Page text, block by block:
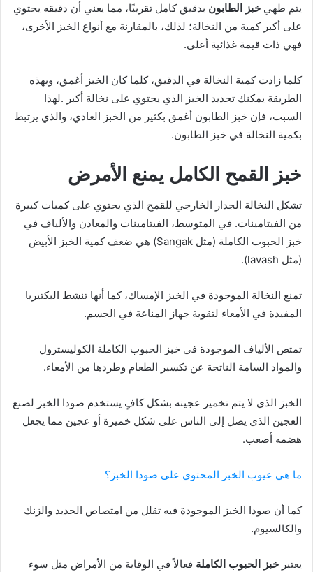
يتم طهي خبز الطابون بدقيق كامل تقريبًا، مما يعني أن دقيقه يحتوي
على أكبر كمية من النخالة؛ لذلك، بالمقارنة مع أنواع الخبز الأخرى،
فهي ذات قيمة غذائية أعلى.
كلما زادت كمية النخالة في الدقيق، كلما كان الخبز أغمق، وبهذه
الطريقة يمكنك تحديد الخبز الذي يحتوي على نخالة أكبر .لهذا
السبب، فإن خبز الطابون أغمق بكثير من الخبز العادي، والذي يرتبط
بكمية النخالة في خبز الطابون.
خبز القمح الكامل يمنع الأمرض
تشكل النخالة الجدار الخارجي للقمح الذي يحتوي على كميات كبيرة
من الفيتامينات. في المتوسط، الفيتامينات والمعادن والألياف في
خبز الحبوب الكاملة (مثل Sangak) هي ضعف كمية الخبز الأبيض
(مثل lavash).
تمنع النخالة الموجودة في الخبز الإمساك، كما أنها تنشط البكتيريا
المفيدة في الأمعاء لتقوية جهاز المناعة في الجسم.
تمتص الألياف الموجودة في خبز الحبوب الكاملة الكوليسترول
والمواد السامة الناتجة عن تكسير الطعام وطردها من الأمعاء.
الخبز الذي لا يتم تخمير عجينه بشكل كافٍ يستخدم صودا الخبز لصنع
العجين الذي يصل إلى الناس على شكل خميرة أو عجين مما يجعل
هضمه أصعب.
ما هي عيوب الخبز المحتوي على صودا الخبز؟
كما أن صودا الخبز الموجودة فيه تقلل من امتصاص الحديد والزنك
والكالسيوم.
يعتبر خبز الحبوب الكاملة فعالاً في الوقاية من الأمراض مثل سوء